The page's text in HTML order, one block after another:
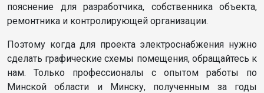
пояснение для разработчика, собственника объекта,
ремонтника и контролирующей организации.
Поэтому когда для проекта электроснабжения нужно
сделать графические схемы помещения, обращайтесь к
нам. Только профессионалы с опытом работы по
Минской области и Минску, полученным за годы